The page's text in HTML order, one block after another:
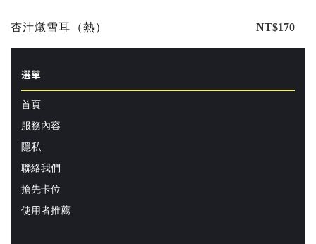
杏汁燉雪耳（熱） NT$170
選單
首頁
服務內容
隱私
聯絡我們
搶先卡位
使用者推薦